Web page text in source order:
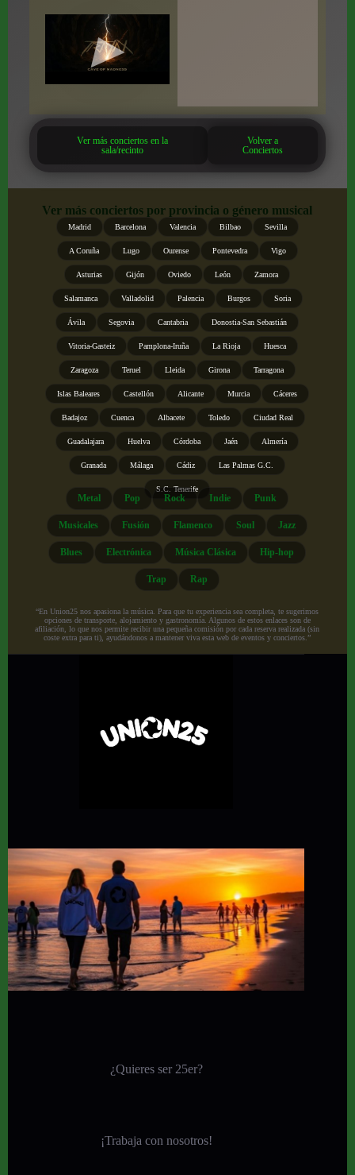
Ver más conciertos en la
sala/recinto
Volver a
Conciertos
Ver más conciertos por provincia o género musical
Madrid Barcelona Valencia Bilbao Sevilla
A Coruña Lugo Ourense Pontevedra Vigo
Asturias Gijón Oviedo León Zamora
Salamanca Valladolid Palencia Burgos Soria
Ávila Segovia Cantabria Donostia-San Sebastián
Vitoria-Gasteiz Pamplona-Iruña La Rioja Huesca
Zaragoza Teruel Lleida Girona Tarragona
Islas Baleares Castellón Alicante Murcia Cáceres
Badajoz Cuenca Albacete Toledo Ciudad Real
Guadalajara Huelva Córdoba Jaén Almería
Granada Málaga Cádiz Las Palmas G.C.
S.C. Tenerife
Metal Pop Rock Indie Punk
Musicales Fusión Flamenco Soul Jazz
Blues Electrónica Música Clásica Hip-hop
Trap Rap
“En Union25 nos apasiona la música. Para que tu experiencia sea completa, te sugerimos
opciones de transporte, alojamiento y gastronomía. Algunos de estos enlaces son de
afiliación, lo que nos permite recibir una pequeña comisión por cada reserva realizada (sin
coste extra para ti), ayudándonos a mantener viva esta web de eventos y conciertos.”
¿Quieres ser 25er?
¡Trabaja con nosotros!